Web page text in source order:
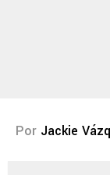
Por Jackie